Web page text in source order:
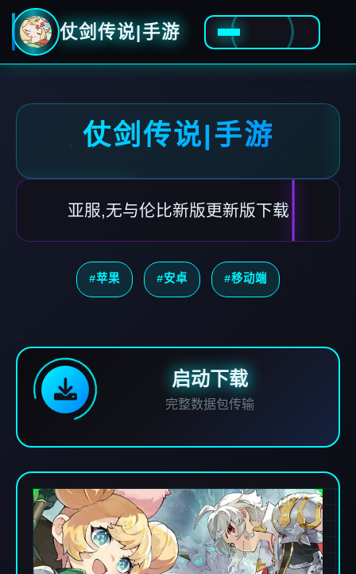
仗剑传说|手游
仗剑传说|手游
亚服,无与伦比新版更新版下载
#苹果 #安卓 #移动端
启动下载
完整数据包传输